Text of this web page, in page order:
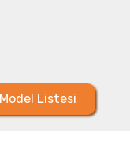
Model Listesi